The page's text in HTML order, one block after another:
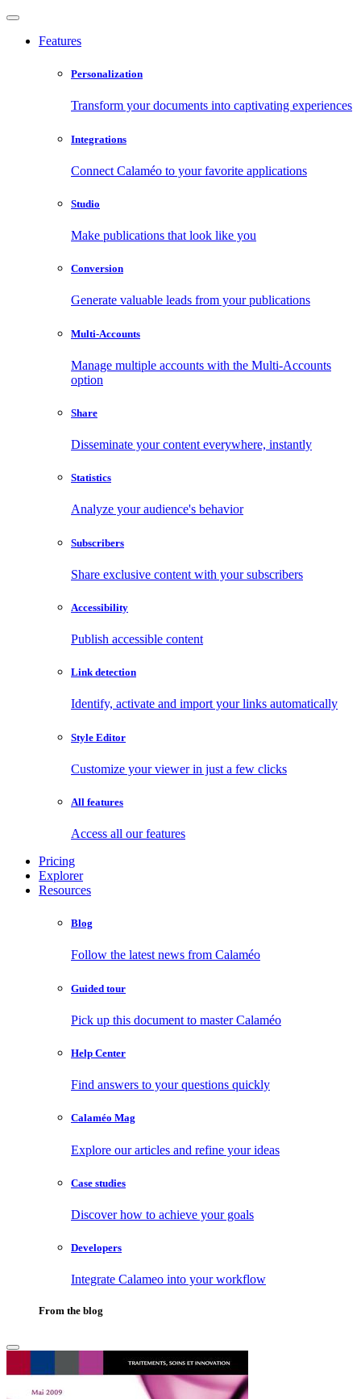
Features
Personalization
Transform your documents into captivating experiences
Integrations
Connect Calaméo to your favorite applications
Studio
Make publications that look like you
Conversion
Generate valuable leads from your publications
Multi-Accounts
Manage multiple accounts with the Multi-Accounts
option
Share
Disseminate your content everywhere, instantly
Statistics
Analyze your audience's behavior
Subscribers
Share exclusive content with your subscribers
Accessibility
Publish accessible content
Link detection
Identify, activate and import your links automatically
Style Editor
Customize your viewer in just a few clicks
All features
Access all our features
Pricing
Explorer
Resources
Blog
Follow the latest news from Calaméo
Guided tour
Pick up this document to master Calaméo
Help Center
Find answers to your questions quickly
Calaméo Mag
Explore our articles and refine your ideas
Case studies
Discover how to achieve your goals
Developers
Integrate Calameo into your workflow
From the blog